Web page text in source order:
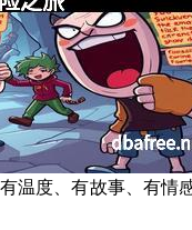
温度、有故事、有情